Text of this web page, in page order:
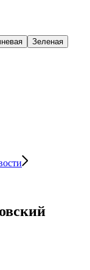
Зеленая